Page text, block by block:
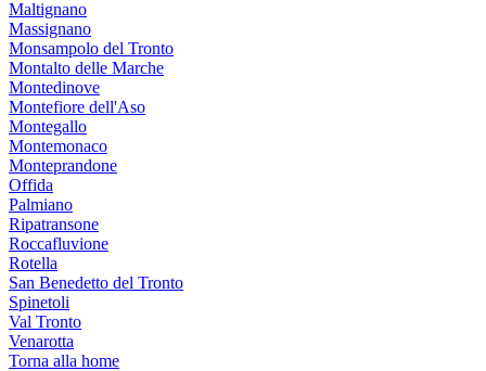
Maltignano
Massignano
Monsampolo del Tronto
Montalto delle Marche
Montedinove
Montefiore dell'Aso
Montegallo
Montemonaco
Monteprandone
Offida
Palmiano
Ripatransone
Roccafluvione
Rotella
San Benedetto del Tronto
Spinetoli
Val Tronto
Venarotta
Torna alla home